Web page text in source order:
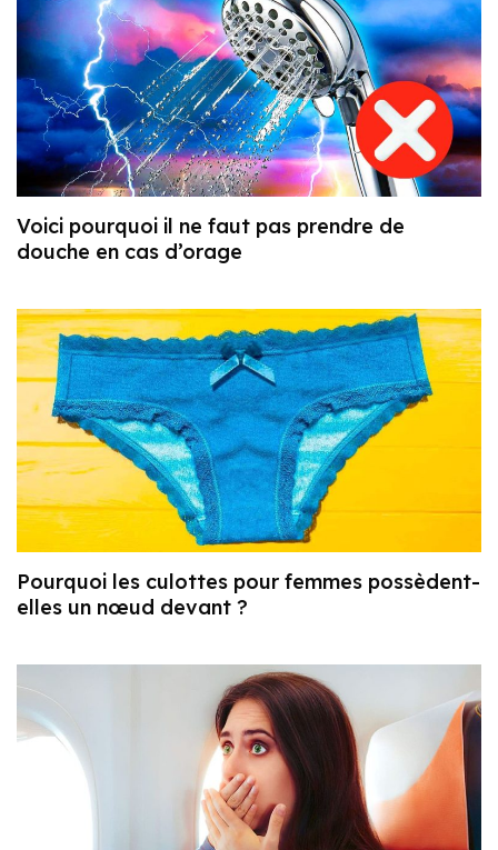
Voici pourquoi il ne faut pas prendre de
douche en cas d’orage
Pourquoi les culottes pour femmes possèdent-
elles un nœud devant ?